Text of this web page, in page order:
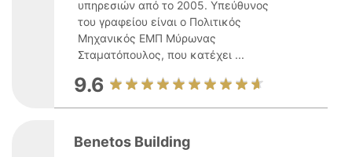
υπηρεσιών από το 2005. Υπεύθυνος
του γραφείου είναι ο Πολιτικός
Μηχανικός ΕΜΠ Μύρωνας
Σταματόπουλος, που κατέχει ...
9.6
Benetos Building